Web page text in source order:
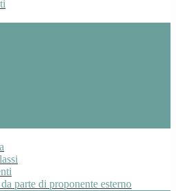
parte di proponente esterno